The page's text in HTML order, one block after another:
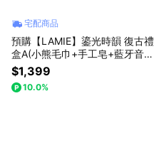
宅配商品
預購【LAMIE】鎏光時韻 復古禮
盒A(小熊毛巾+手工皂+藍牙音
響）禮物推薦 情人節 母親節
$1,399
10.0%